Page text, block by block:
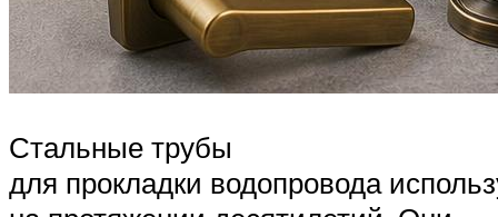
Стальные трубы
для прокладки водопровода